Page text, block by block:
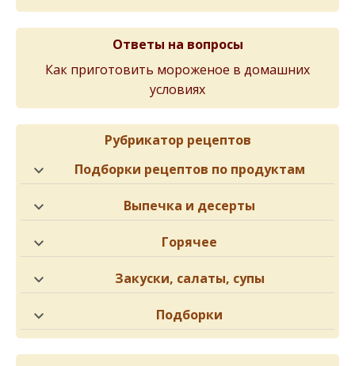
Ответы на вопросы
Как приготовить мороженое в домашних
условиях
Рубрикатор рецептов
Подборки рецептов по продуктам
Выпечка и десерты
Горячее
Закуски, салаты, супы
Подборки